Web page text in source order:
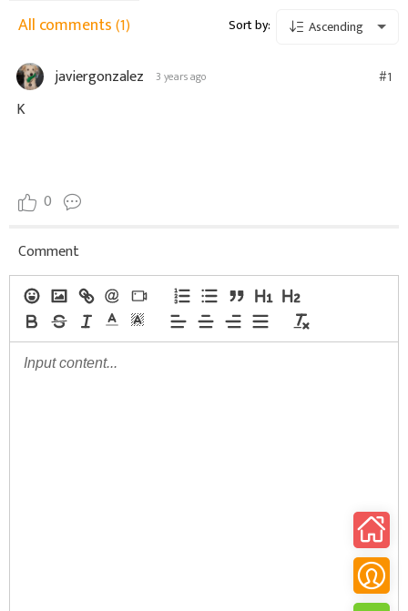
All comments(1) Sort by: Ascending
javiergonzalez 3 years ago #1
K
0
Comment